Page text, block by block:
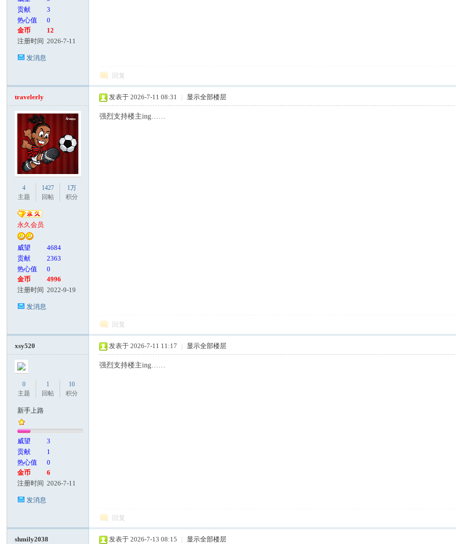
贡献
3
热心值
0
金币
12
注册时间 2026-7-11
发消息
回复
travelerly
4
主题
1427
回帖
1万
积分
永久会员
威望
4684
贡献
2363
热心值
0
金币
4996
注册时间 2022-9-19
发消息
发表于 2026-7-11 08:31 | 显示全部楼层
强烈支持楼主ing……
回复
xsy520
0
主题
1
回帖
10
积分
新手上路
威望
3
贡献
1
热心值
0
金币
6
注册时间 2026-7-11
发消息
发表于 2026-7-11 11:17 | 显示全部楼层
强烈支持楼主ing……
回复
shmily2038 发表于 2026-7-13 08:15 | 显示全部楼层